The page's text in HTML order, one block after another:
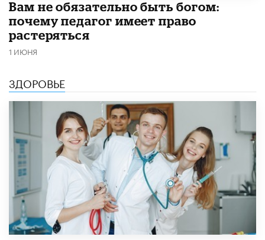
​Вам не обязательно быть богом:
почему педагог имеет право
растеряться
1 ИЮНЯ
ЗДОРОВЬЕ